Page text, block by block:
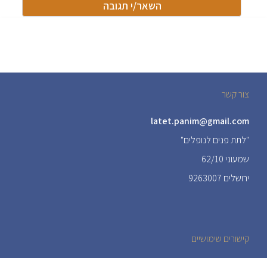
צור קשר
latet.panim@gmail.com
"לתת פנים לנופלים"
שמעוני 62/10
ירושלים 9263007
קישורים שימושיים